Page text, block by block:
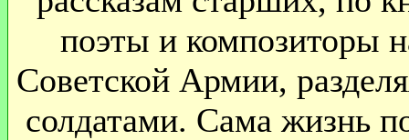
поэты и композиторы
Советской Армии,
солдатами. Сама жизнь